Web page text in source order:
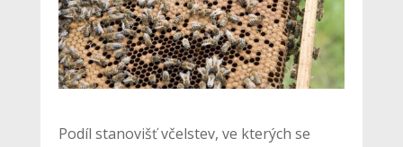
Podíl stanovišť včelstev, ve kterých se